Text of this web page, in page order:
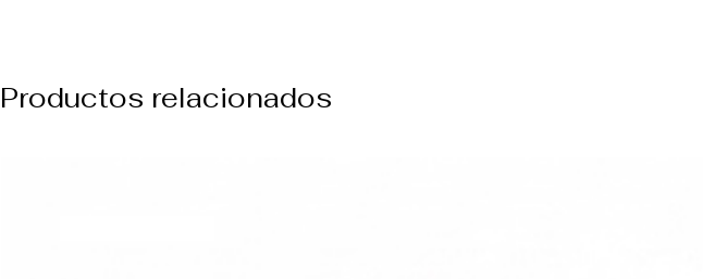
Productos relacionados